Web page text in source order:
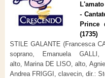
-
Prince
(1735)
STILE GALANTE (Francesca
soprano, Emanuela GALLI,
alto, Marina DE LISO, alto,
Andrea FRIGGI, clavecin, dir.: